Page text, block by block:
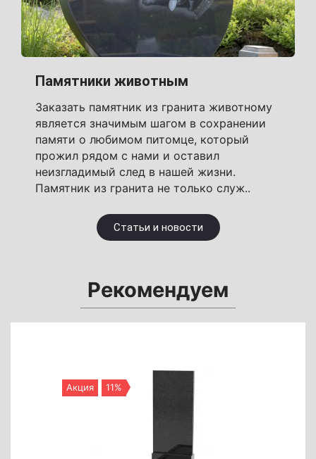
Памятники животным
Заказать памятник из гранита животному
является значимым шагом в сохранении
памяти о любимом питомце, который
прожил рядом с нами и оставил
неизгладимый след в нашей жизни.
Памятник из гранита не только служ..
Статьи и новости
Рекомендуем
Акция 11%